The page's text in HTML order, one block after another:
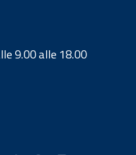
9.00 alle 18.00